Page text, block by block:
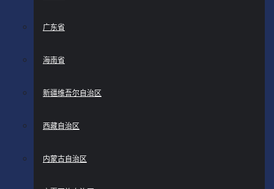
广东省
海南省
新疆维吾尔自治区
西藏自治区
内蒙古自治区